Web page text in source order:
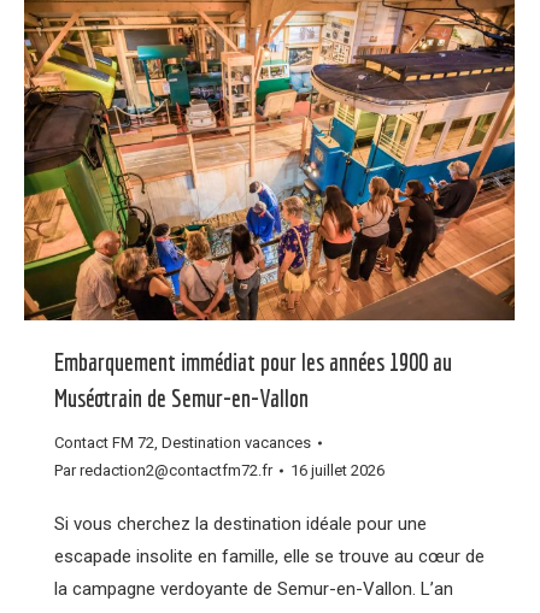
Embarquement immédiat pour les années 1900 au
Muséotrain de Semur-en-Vallon
Contact FM 72, Destination vacances
Parredaction2@contactfm72.fr 16 juillet 2026
Si vous cherchez la destination idéale pour une
escapade insolite en famille, elle se trouve au cœur de
la campagne verdoyante de Semur-en-Vallon. L’an